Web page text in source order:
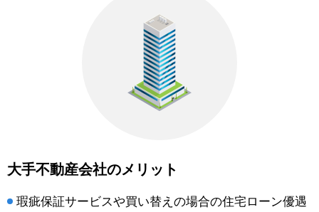
大手不動産会社のメリット
瑕疵保証サービスや買い替えの場合の住宅ローン優遇